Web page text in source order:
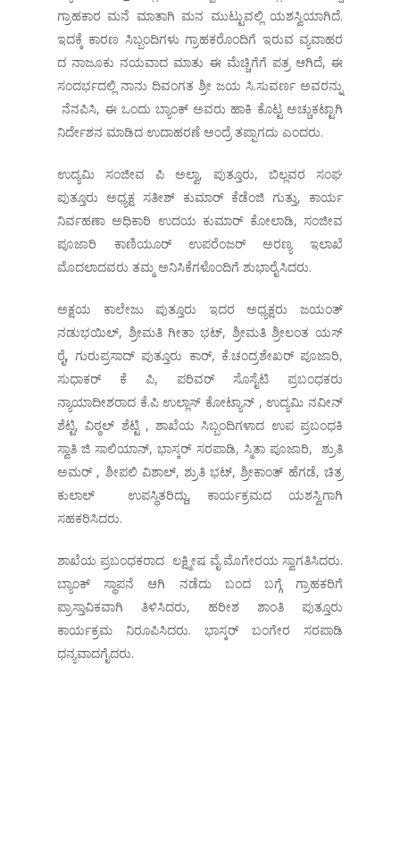
ಗ್ರಾಹಕಾರ ಮನೆ ಮಾತಾಗಿ ಮನ ಮುಟ್ಟುವಲ್ಲಿ ಯಶಸ್ವಿಯಾಗಿದೆ.
ಇದಕ್ಕೆ ಕಾರಣ ಸಿಬ್ಬಂದಿಗಳು ಗ್ರಾಹಕರೊಂದಿಗೆ ಇರುವ ವ್ಯವಾಹರ
ದ ನಾಜೂಕು ನಯವಾದ ಮಾತು ಈ ಮೆಚ್ಚಿಗೆಗೆ ಪತ್ರ ಆಗಿದೆ, ಈ
ಸಂದರ್ಭದಲ್ಲಿ ನಾನು ದಿವಂಗತ ಶ್ರೀ ಜಯ ಸಿ.ಸುವರ್ಣ ಅವರನ್ನು
ನೆನಪಿಸಿ, ಈ ಒಂದು ಬ್ಯಾಂಕ್ ಅವರು ಹಾಕಿ ಕೊಟ್ಟ ಅಚ್ಚುಕಟ್ಟಾಗಿ
ನಿರ್ದೇಶನ ಮಾಡಿದ ಉದಾಹರಣೆ ಅಂದ್ರೆ ತಪ್ಪಾಗದು ಎಂದರು.
ಉದ್ಯಮಿ ಸಂಜೀವ ಪಿ ಅಲ್ವಾ, ಪುತ್ತೂರು, ಬಿಲ್ಲವರ ಸಂಘ
ಪುತ್ತೂರು ಅಧ್ಯಕ್ಷ ಸತೀಶ್ ಕುಮಾರ್ ಕೆಡೆಂಜಿ ಗುತ್ತು, ಕಾರ್ಯ
ನಿರ್ವಹಣಾ ಅಧಿಕಾರಿ ಉದಯ ಕುಮಾರ್ ಕೋಲಾಡಿ, ಸಂಜೀವ
ಪೂಜಾರಿ ಕಾಣಿಯೂರ್ ಉಪರೆಂಜರ್ ಅರಣ್ಯ ಇಲಾಖೆ
ಮೊದಲಾದವರು ತಮ್ಮ ಅನಿಸಿಕೆಗಳೊಂದಿಗೆ ಶುಭಾರೈಸಿದರು.
ಅಕ್ಷಯ ಕಾಲೇಜು ಪುತ್ತೂರು ಇದರ ಅಧ್ಯಕ್ಷರು ಜಯಂತ್
ನಡುಭಯಿಲ್, ಶ್ರೀಮತಿ ಗೀತಾ ಭಟ್, ಶ್ರೀಮತಿ ಶ್ರೀಲಂತ ಯಸ್
ರೈ, ಗುರುಪ್ರಸಾದ್ ಪುತ್ತೂರು ಕಾರ್, ಕೆ.ಚಂದ್ರಶೇಖರ್ ಪೂಜಾರಿ,
ಸುಧಾಕರ್ ಕೆ ಪಿ, ಪರಿವರ್ ಸೊಸೈಟಿ ಪ್ರಬಂಧಕರು
ನ್ಯಾಯಾದೀಶರಾದ ಕೆ.ಪಿ ಉಲ್ಲಾಸ್ ಕೋಟ್ಯಾನ್ , ಉದ್ಯಮಿ ನವೀನ್
ಶೆಟ್ಟಿ, ವಿಠ್ಠಲ್ ಶೆಟ್ಟಿ , ಶಾಖೆಯ ಸಿಬ್ಬಂದಿಗಳಾದ ಉಪ ಪ್ರಬಂಧಕಿ
ಸ್ವಾತಿ ಜಿ ಸಾಲಿಯಾನ್, ಭಾಸ್ಕರ್ ಸರಪಾಡಿ, ಸ್ಮಿತಾ ಪೂಜಾರಿ, ಶ್ರುತಿ
ಅಮರ್ , ಶೀಪಲಿ ವಿಶಾಲ್, ಶ್ರುತಿ ಭಟ್, ಶ್ರೀಕಾಂತ್ ಹೆಗಡೆ, ಚಿತ್ರ
ಕುಲಾಲ್ ಉಪಸ್ಥಿತರಿದ್ದು, ಕಾರ್ಯಕ್ರಮದ ಯಶಸ್ವಿಗಾಗಿ
ಸಹಕರಿಸಿದರು.
ಶಾಖೆಯ ಪ್ರಬಂಧಕರಾದ ಲಕ್ಷ್ಮೀಷ ವೈ ಮೊಗೇರಯ ಸ್ವಾಗತಿಸಿದರು.
ಬ್ಯಾಂಕ್ ಸ್ಥಾಪನೆ ಆಗಿ ನಡೆದು ಬಂದ ಬಗ್ಗೆ ಗ್ರಾಹಕರಿಗೆ
ಪ್ರಾಸ್ತಾವಿಕವಾಗಿ ತಿಳಿಸಿದರು, ಹರೀಶ ಶಾಂತಿ ಪುತ್ತೂರು
ಕಾರ್ಯಕ್ರಮ ನಿರೂಪಿಸಿದರು. ಭಾಸ್ಕರ್ ಬಂಗೇರ ಸರಪಾಡಿ
ಧನ್ಯವಾದಗೈದರು.